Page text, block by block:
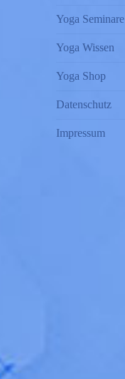
Yoga Seminare
Yoga Wissen
Yoga Shop
Datenschutz
Impressum